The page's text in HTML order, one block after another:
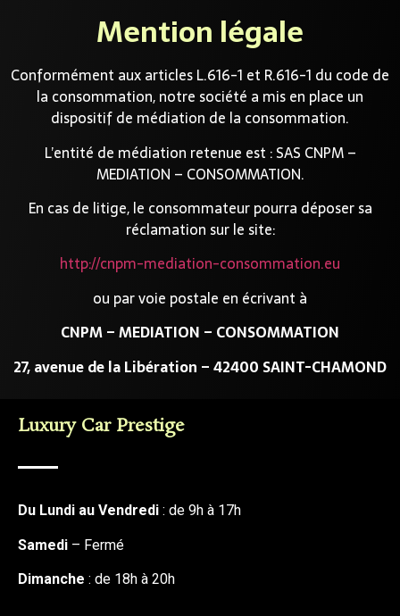
Mention légale
Conformément aux articles L.616-1 et R.616-1 du code de
la consommation, notre société a mis en place un
dispositif de médiation de la consommation.
L’entité de médiation retenue est : SAS CNPM –
MEDIATION – CONSOMMATION.
En cas de litige, le consommateur pourra déposer sa
réclamation sur le site:
http://cnpm-mediation-consommation.eu
ou par voie postale en écrivant à
CNPM – MEDIATION – CONSOMMATION
27, avenue de la Libération – 42400 SAINT-CHAMOND
Luxury Car Prestige
Du Lundi au Vendredi : de 9h à 17h
Samedi – Fermé
Dimanche : de 18h à 20h